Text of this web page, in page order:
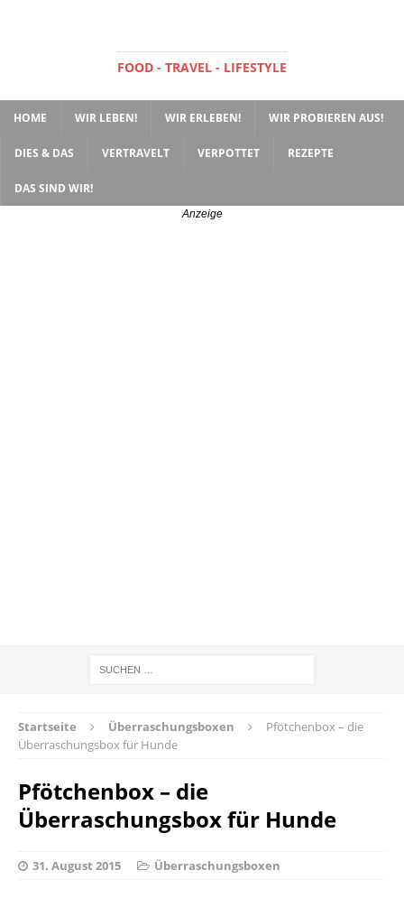
FOOD - TRAVEL - LIFESTYLE
HOME WIR LEBEN! WIR ERLEBEN! WIR PROBIEREN AUS!
DIES & DAS VERTRAVELT VERPOTTET REZEPTE
DAS SIND WIR!
Startseite Überraschungsboxen
Pfötchenbox – die
Überraschungsbox für Hunde
Pfötchenbox – die
Überraschungsbox für Hunde
31. August 2015 Überraschungsboxen